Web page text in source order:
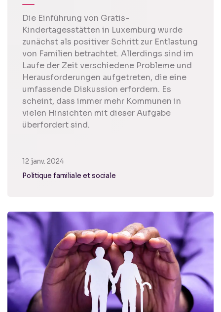
Die Einführung von Gratis-
Kindertagesstätten in Luxemburg wurde
zunächst als positiver Schritt zur Entlastung
von Familien betrachtet. Allerdings sind im
Laufe der Zeit verschiedene Probleme und
Herausforderungen aufgetreten, die eine
umfassende Diskussion erfordern. Es
scheint, dass immer mehr Kommunen in
vielen Hinsichten mit dieser Aufgabe
überfordert sind.
12 janv. 2024
Politique familiale et sociale